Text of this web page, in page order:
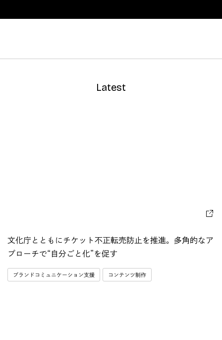
Latest
文化庁とともにチケット不正転売防止を推進。多角的なア
プローチで“自分ごと化”を促す
ブランドコミュニケーション支援 コンテンツ制作